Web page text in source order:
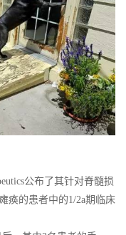
公布了其针对脊髓损
痪的患者中的1/2a期临床